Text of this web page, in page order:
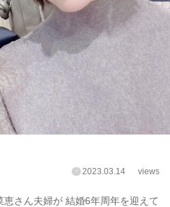
2023.03.14 views
さん夫婦が 結婚6年周年を迎えて